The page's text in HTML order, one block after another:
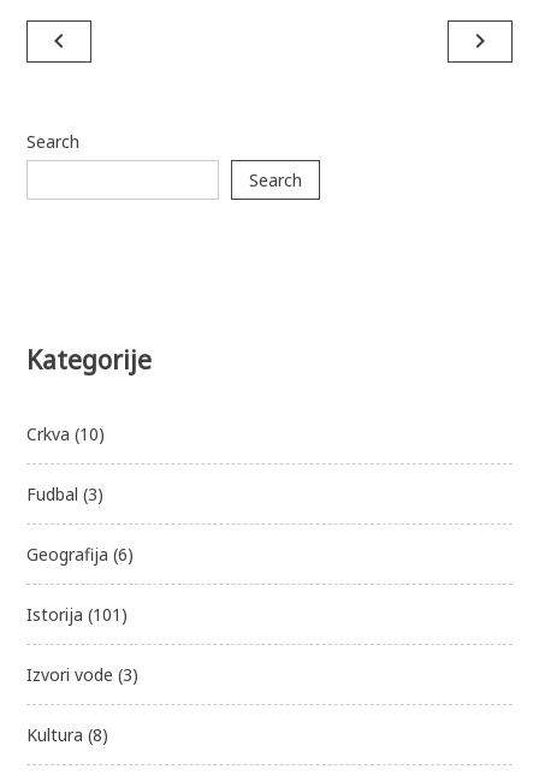
Post
navigation
navigate_before navigate_next
Search
Search
Kategorije
Crkva (10)
Fudbal (3)
Geografija (6)
Istorija (101)
Izvori vode (3)
Kultura (8)